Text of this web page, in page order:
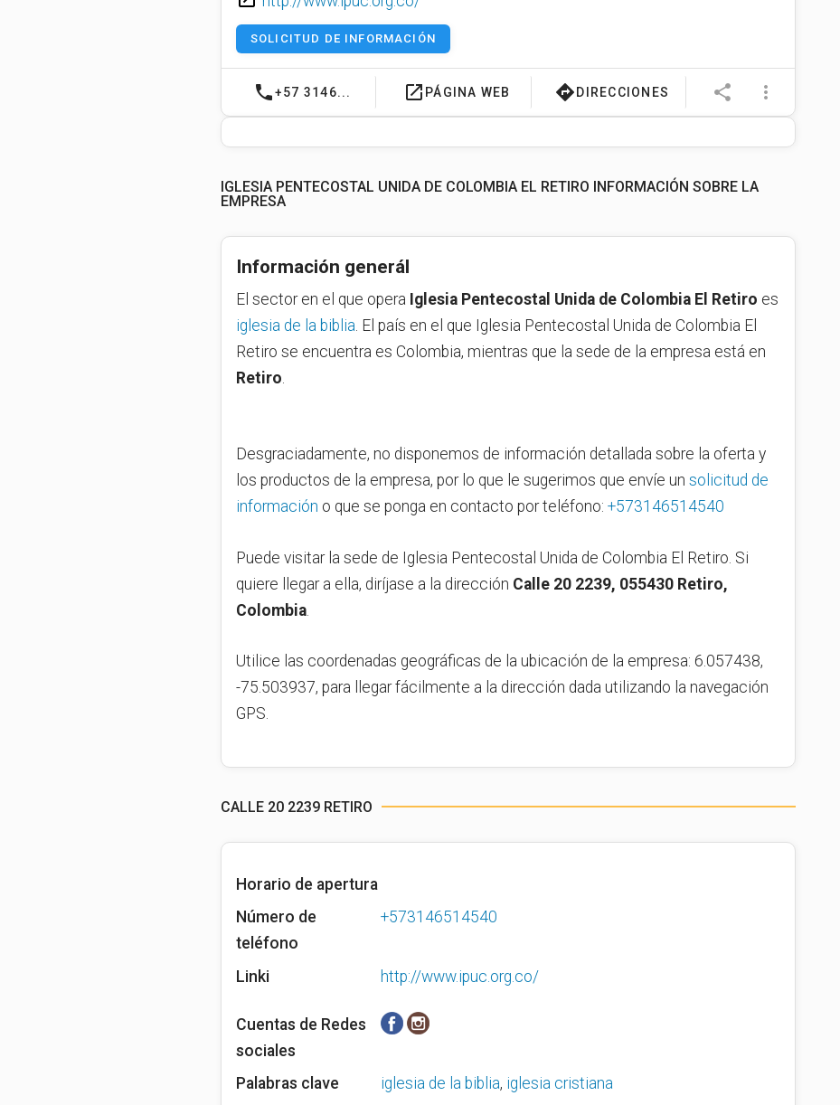
SOLICITUD DE INFORMACIÓN
phone+57 3146... launch PÁGINA WEB directions DIRECCIONES share more_vert
IGLESIA PENTECOSTAL UNIDA DE COLOMBIA EL RETIRO INFORMACIÓN SOBRE LA
EMPRESA
Información generál
El sector en el que opera Iglesia Pentecostal Unida de Colombia El Retiro es
iglesia de la biblia . El país en el que Iglesia Pentecostal Unida de Colombia El
Retiro se encuentra es Colombia, mientras que la sede de la empresa está en
Retiro
Desgraciadamente, no disponemos de información detallada sobre la oferta y
los productos de la empresa, por lo que le sugerimos que envíe un solicitud de
información o que se ponga en contacto por teléfono: +573146514540
Puede visitar la sede de Iglesia Pentecostal Unida de Colombia El Retiro. Si
quiere llegar a ella, diríjase a la dirección Calle 20 2239, 055430 Retiro,
Colombia
Utilice las coordenadas geográficas de la ubicación de la empresa: 6.057438,
-75.503937, para llegar fácilmente a la dirección dada utilizando la navegación
GPS.
CALLE 20 2239 RETIRO
Horario de apertura
Número de
teléfono
+573146514540
Linki http://www.ipuc.org.co/
Cuentas de Redes
sociales
Palabras clave
iglesia de la biblia, iglesia cristiana